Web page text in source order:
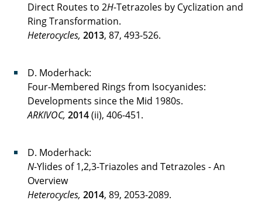
Direct Routes to 2H-Tetrazoles by Cyclization and
Ring Transformation.
Heterocycles, 2013, 87, 493-526.
D. Moderhack:
Four-Membered Rings from Isocyanides:
Developments since the Mid 1980s.
ARKIVOC, 2014(ii), 406-451.
D. Moderhack:
N-Ylides of 1,2,3-Triazoles and Tetrazoles - An
Overview
Heterocycles, 2014, 89, 2053-2089.